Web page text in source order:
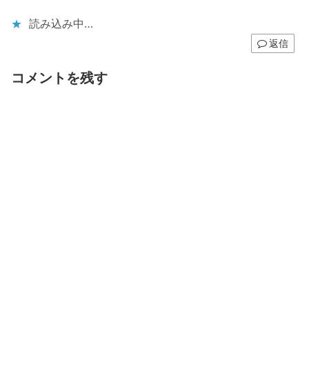
読み込み中…
返信
コメントを残す